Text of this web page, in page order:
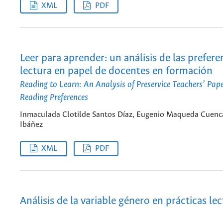
XML PDF
Leer para aprender: un análisis de las
lectura en papel de docentes en formación
Reading to Learn: An Analysis of Preservice Teachers’
Reading Preferences
Inmaculada Clotilde Santos Díaz, Eugenio Maqueda
Ibáñez
XML PDF
Análisis de la variable género en prácticas